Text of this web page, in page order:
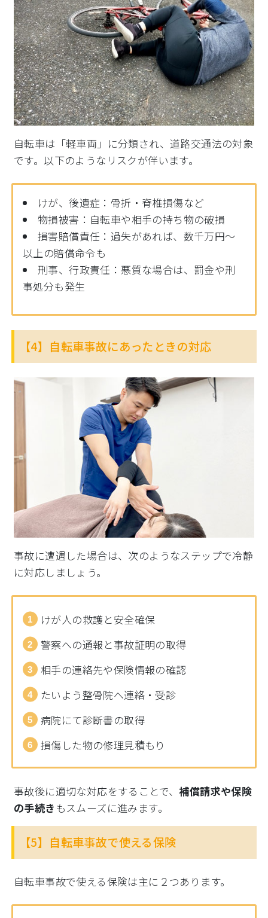
自転車は「軽車両」に分類され、道路交通法の対象
です。以下のようなリスクが伴います。
けが、後遺症：骨折・脊椎損傷など
物損被害：自転車や相手の持ち物の破損
損害賠償責任：過失があれば、数千万円〜
以上の賠償命令も
刑事、行政責任：悪質な場合は、罰金や刑
事処分も発生
【4】自転車事故にあったときの対応
事故に遭遇した場合は、次のようなステップで冷静
に対応しましょう。
けが人の救護と安全確保
警察への通報と事故証明の取得
相手の連絡先や保険情報の確認
たいよう整骨院へ連絡・受診
病院にて診断書の取得
損傷した物の修理見積もり
事故後に適切な対応をすることで、補償請求や保険
の手続き もスムーズに進みます。
【5】自転車事故で使える保険
自転車事故で使える保険は主に２つあります。